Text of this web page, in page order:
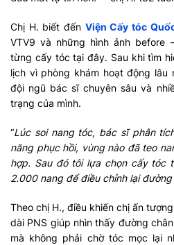
Chị H. biết đến Viện Cấy tóc
VTV9 và những hình ảnh before
từng cấy tóc tại đây. Sau khi tìm
lịch vì phòng khám hoạt động lâu
đội ngũ bác sĩ chuyên sâu và
trạng của mình.
“Lúc soi nang tóc, bác sĩ phân
năng phục hồi, vùng nào đã teo
hợp. Sau đó tôi lựa chọn cấy tóc
2.000 nang để điều chỉnh lại
Theo chị H., điều khiến chị ấn
dài PNS giúp nhìn thấy đường
mà không phải chờ tóc mọc lại